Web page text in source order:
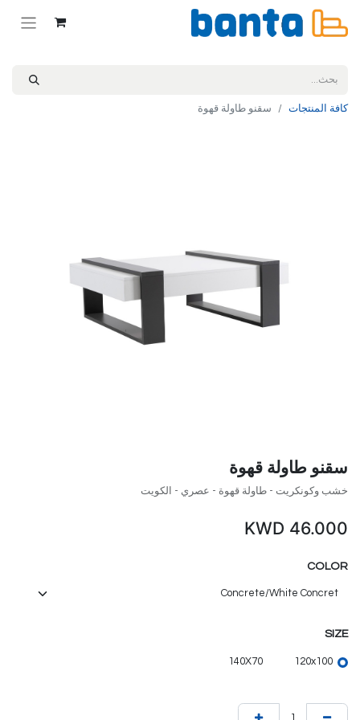
كافة المنتجات سقنو طاولة قهوة
سقنو طاولة قهوة
خشب وكونكريت - طاولة قهوة - عصري - الكويت
46.000
COLOR
SIZE
120x100
140X70